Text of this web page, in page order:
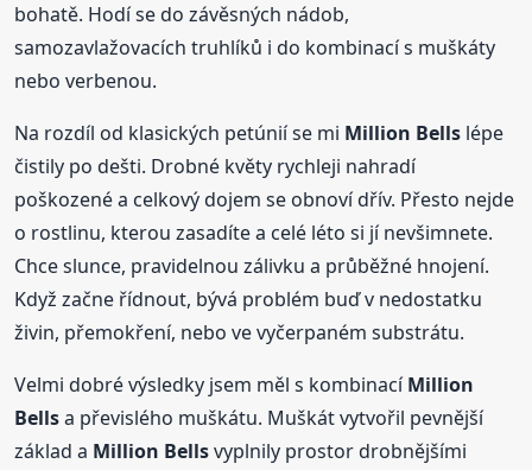
bohatě. Hodí se do závěsných nádob,
samozavlažovacích truhlíků i do kombinací s muškáty
nebo verbenou.
Na rozdíl od klasických petúnií se mi Million Bells lépe
čistily po dešti. Drobné květy rychleji nahradí
poškozené a celkový dojem se obnoví dřív. Přesto nejde
o rostlinu, kterou zasadíte a celé léto si jí nevšimnete.
Chce slunce, pravidelnou zálivku a průběžné hnojení.
Když začne řídnout, bývá problém buď v nedostatku
živin, přemokření, nebo ve vyčerpaném substrátu.
Velmi dobré výsledky jsem měl s kombinacíMillion
Bellsa převislého muškátu. Muškát vytvořil pevnější
základ a Million Bellsvyplnily prostor drobnějšími